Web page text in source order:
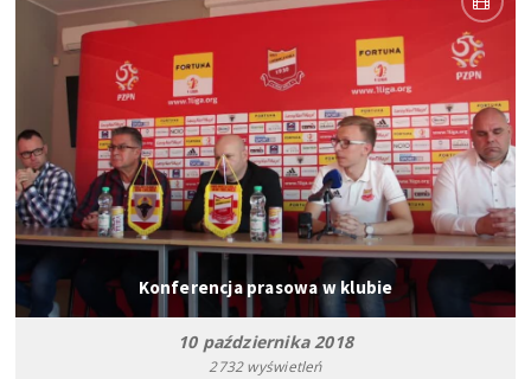
Konferencja prasowa w klubie
10 października 2018
2732 wyświetleń